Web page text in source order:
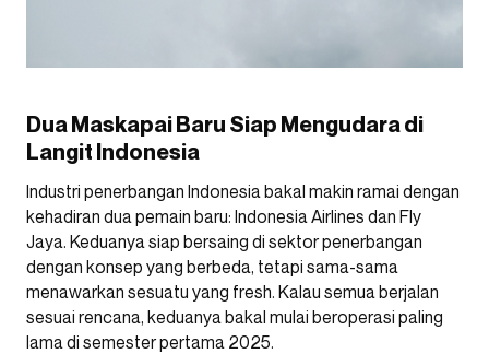
Dua Maskapai Baru Siap Mengudara di
Langit Indonesia
Industri penerbangan Indonesia bakal makin ramai dengan
kehadiran dua pemain baru: Indonesia Airlines dan Fly
Jaya. Keduanya siap bersaing di sektor penerbangan
dengan konsep yang berbeda, tetapi sama-sama
menawarkan sesuatu yang fresh. Kalau semua berjalan
sesuai rencana, keduanya bakal mulai beroperasi paling
lama di semester pertama 2025.